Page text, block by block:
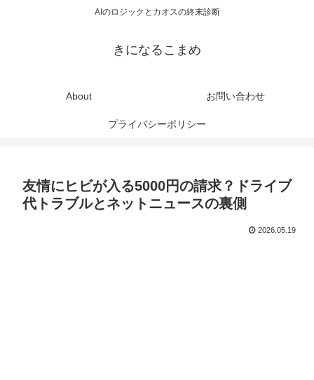
AIのロジックとカオスの終末診断
きになるこまめ
About お問い合わせ
プライバシーポリシー
友情にヒビが入る5000円の請求？ドライブ
代トラブルとネットニュースの裏側
2026.05.19